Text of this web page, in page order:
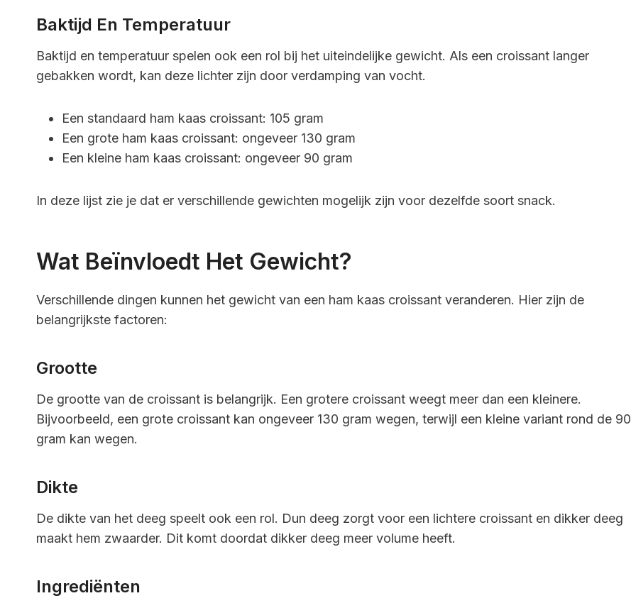
Baktijd En Temperatuur
Baktijd en temperatuur spelen ook een rol bij het uiteindelijke gewicht. Als een croissant langer
gebakken wordt, kan deze lichter zijn door verdamping van vocht.
Een standaard ham kaas croissant: 105 gram
Een grote ham kaas croissant: ongeveer 130 gram
Een kleine ham kaas croissant: ongeveer 90 gram
In deze lijst zie je dat er verschillende gewichten mogelijk zijn voor dezelfde soort snack.
Wat Beïnvloedt Het Gewicht?
Verschillende dingen kunnen het gewicht van een ham kaas croissant veranderen. Hier zijn de
belangrijkste factoren:
Grootte
De grootte van de croissant is belangrijk. Een grotere croissant weegt meer dan een kleinere.
Bijvoorbeeld, een grote croissant kan ongeveer 130 gram wegen, terwijl een kleine variant rond de 90
gram kan wegen.
Dikte
De dikte van het deeg speelt ook een rol. Dun deeg zorgt voor een lichtere croissant en dikker deeg
maakt hem zwaarder. Dit komt doordat dikker deeg meer volume heeft.
Ingrediënten